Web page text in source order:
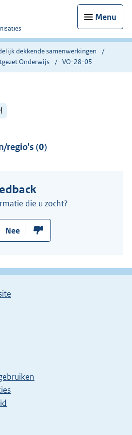
Menu
dekkende samenwerkingen
Onderwijs
VO-28-05
regio's (0)
die u zocht?
Nee